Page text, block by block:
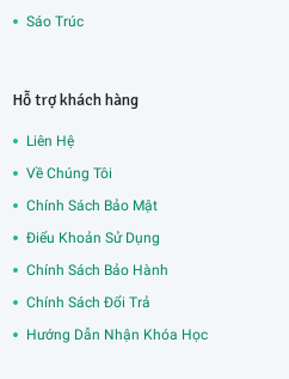
Sáo Trúc
Hỗ trợ khách hàng
Liên Hệ
Về Chúng Tôi
Chính Sách Bảo Mật
Điểu Khoản Sử Dụng
Chính Sách Bảo Hành
Chính Sách Đổi Trả
Hướng Dẫn Nhận Khóa Học